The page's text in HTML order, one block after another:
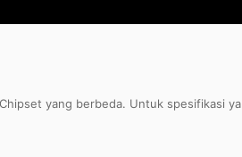
yang berbeda. Untuk spesifikasi